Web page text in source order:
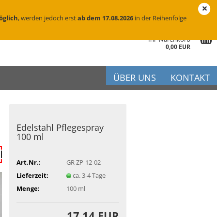
Ihr Warenkorb
0,00 EUR
, werden jedoch erstab dem 17.08.2026 in der Reihenfolge
ÜBER UNS KONTAKT
Edel­stahl Pfle­ge­spray
100 ml
Art.Nr.:
GR ZP-12-02
Lieferzeit:
ca. 3-4 Tage
Menge:
100 ml